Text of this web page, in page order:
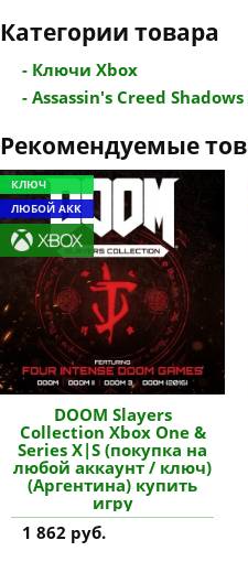
Категории товара
- Ключи Xbox
- Assassin's Creed
Рекомендуемые
КЛЮЧ
ЛЮБОЙ АКК
DOOM Slayers
Collection Xbox One &
Series X|S (покупка на
любой аккаунт / ключ)
(Аргентина) купить
игру
1 862 руб.